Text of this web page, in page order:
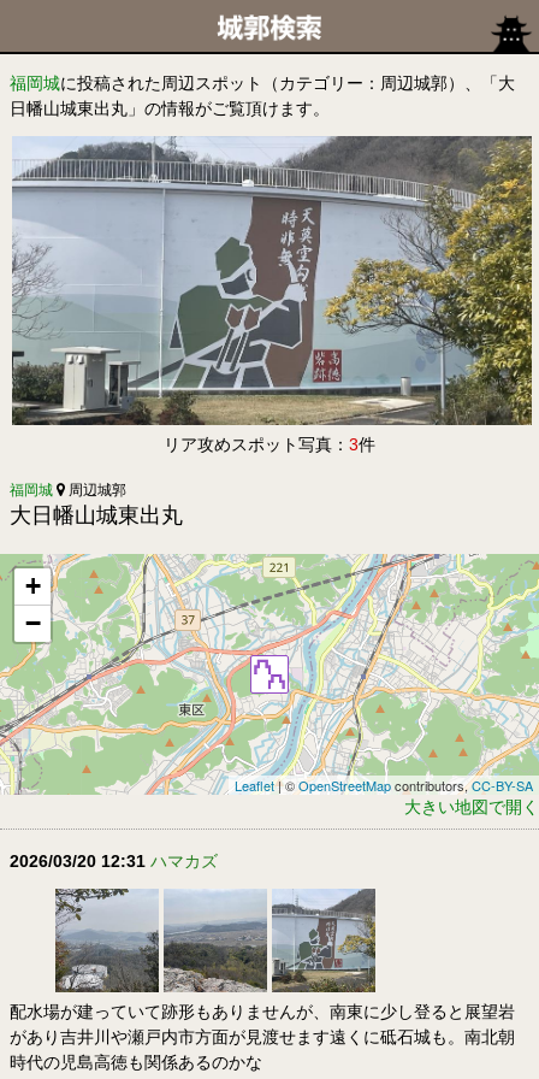
福岡城に投稿された周辺スポット（カテゴリー：周辺城郭）、「大
日幡山城東出丸」の情報がご覧頂けます。
リア攻めスポット写真： 3件
福岡城 周辺城郭
大日幡山城東出丸
+
−
Leaflet| ©OpenStreetMapcontributors,CC-BY-SA
大きい地図で開く
2026/03/20 12:31 ハマカズ
配水場が建っていて跡形もありませんが、南東に少し登ると展望岩
があり吉井川や瀬戸内市方面が見渡せます遠くに砥石城も。南北朝
時代の児島高徳も関係あるのかな